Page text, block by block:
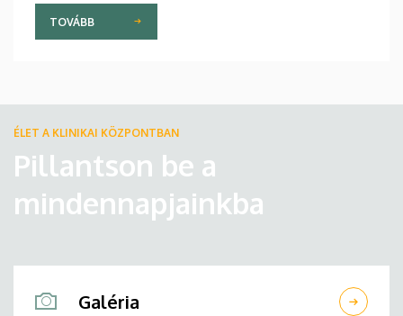
TOVÁBB
ÉLET A KLINIKAI KÖZPONTBAN
Pillantson be a
mindennapjainkba
Galéria